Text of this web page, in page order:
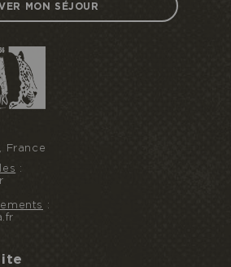
MON SÉJOUR
France
:
: